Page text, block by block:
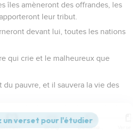
îles amèneront des offrandes, les
leur tribut.
devant lui, toutes les nations
qui crie et le malheureux que
du pauvre, et il sauvera la vie des
et de la violence, et leur
yeux.
Commentaires Strong